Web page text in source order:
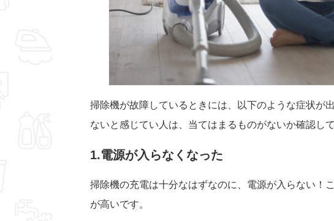
掃除機が故障しているときには、以下のような症状が
ないと感じてい人は、当てはまるものがないか確認し
1.電源が入らなくなった
掃除機の充電は十分なはずなのに、電源が入らない！
が高いです。